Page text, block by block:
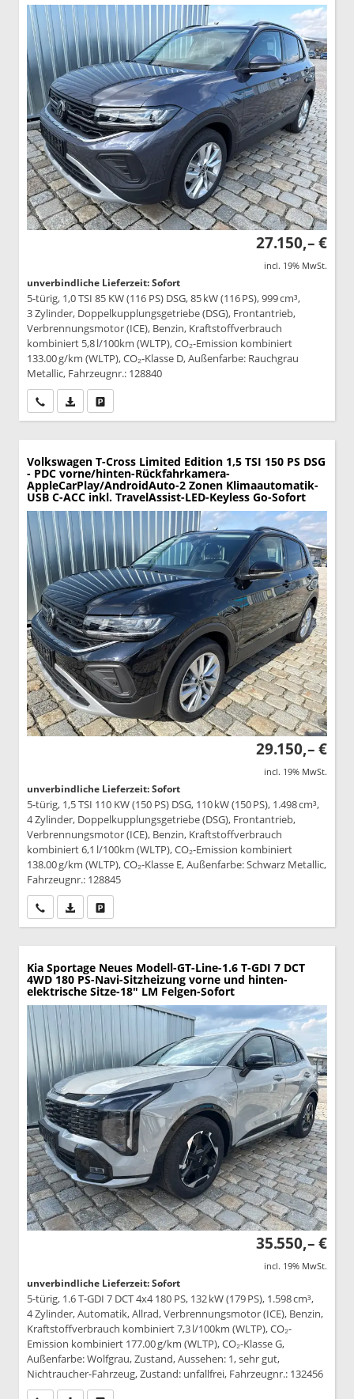
27.150,– €
incl. 19% MwSt.
unverbindliche Lieferzeit: Sofort
5-türig, 1,0 TSI 85 KW (116 PS) DSG, 85 kW (116 PS), 999 cm³,
3 Zylinder, Doppelkupplungsgetriebe (DSG), Frontantrieb,
Verbrennungsmotor (ICE), Benzin, Kraftstoffverbrauch
kombiniert 5,8 l/100km (WLTP), CO₂-Emission kombiniert
133.00 g/km (WLTP), CO₂-Klasse D, Außenfarbe: Rauchgrau
Metallic, Fahrzeugnr.: 128840
Wir rufen Sie anPDF-Datei, Fahrzeugexposé drucken
Volkswagen T-Cross Limited Edition 1,5 TSI 150 PS DSG
- PDC vorne/hinten-Rückfahrkamera-
AppleCarPlay/AndroidAuto-2 Zonen Klimaautomatik-
USB C-ACC inkl. TravelAssist-LED-Keyless Go-Sofort
29.150,– €
incl. 19% MwSt.
unverbindliche Lieferzeit: Sofort
5-türig, 1,5 TSI 110 KW (150 PS) DSG, 110 kW (150 PS), 1.498 cm³,
4 Zylinder, Doppelkupplungsgetriebe (DSG), Frontantrieb,
Verbrennungsmotor (ICE), Benzin, Kraftstoffverbrauch
kombiniert 6,1 l/100km (WLTP), CO₂-Emission kombiniert
138.00 g/km (WLTP), CO₂-Klasse E, Außenfarbe: Schwarz Metallic,
Fahrzeugnr.: 128845
Wir rufen Sie anPDF-Datei, Fahrzeugexposé drucken
Kia Sportage Neues Modell-GT-Line-1.6 T-GDI 7 DCT
4WD 180 PS-Navi-Sitzheizung vorne und hinten-
elektrische Sitze-18" LM Felgen-Sofort
35.550,– €
incl. 19% MwSt.
unverbindliche Lieferzeit: Sofort
5-türig, 1.6 T-GDI 7 DCT 4x4 180 PS, 132 kW (179 PS), 1.598 cm³,
4 Zylinder, Automatik, Allrad, Verbrennungsmotor (ICE), Benzin,
Kraftstoffverbrauch kombiniert 7,3 l/100km (WLTP), CO₂-
Emission kombiniert 177.00 g/km (WLTP), CO₂-Klasse G,
Außenfarbe: Wolfgrau, Zustand, Aussehen: 1, sehr gut,
Nichtraucher-Fahrzeug, Zustand: unfallfrei, Fahrzeugnr.: 132456